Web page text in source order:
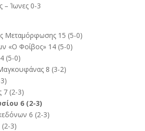
– Ίωνες 0-3
Μεταμόρφωσης 15 (5-0)
«Ο Φοίβος» 14 (5-0)
(5-0)
8 (3-2)
7 (2-3)
6 (2-3)
6 (2-3)
(2-3)